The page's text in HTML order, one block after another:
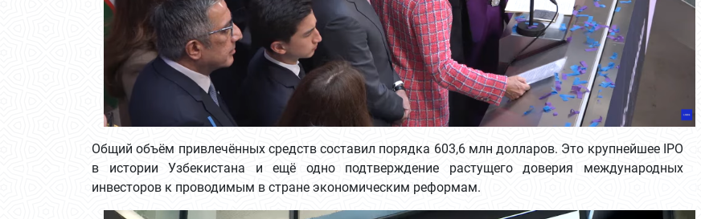
Общий объём привлечённых средств составил порядка 603,6 млн долларов. Это крупнейшее IPO
в истории Узбекистана и ещё одно подтверждение растущего доверия международных
инвесторов к проводимым в стране экономическим реформам.